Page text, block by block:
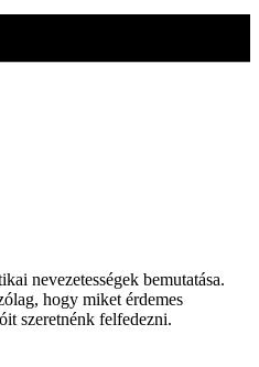
nevezetességek bemutatása.
hogy miket érdemes
szeretnénk felfedezni.